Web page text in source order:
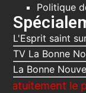
Politique
L'Esprit saint
TV La Bonne
La Bonne
le pack